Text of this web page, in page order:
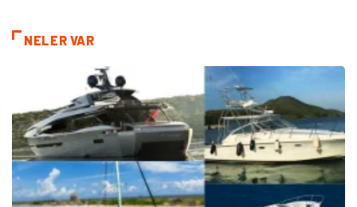
NELER VAR